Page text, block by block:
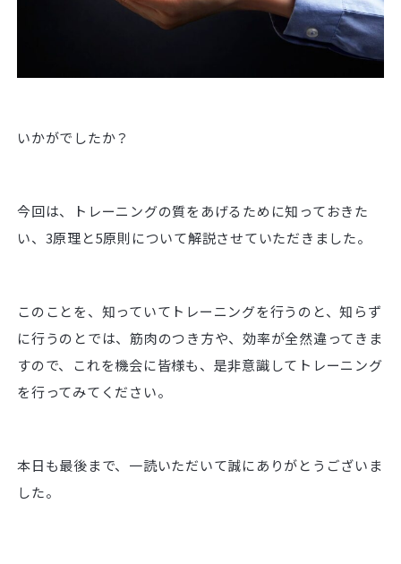
いかがでしたか？
今回は、トレーニングの質をあげるために知っておきた
い、3原理と5原則について解説させていただきました。
このことを、知っていてトレーニングを行うのと、知らず
に行うのとでは、筋肉のつき方や、効率が全然違ってきま
すので、これを機会に皆様も、是非意識してトレーニング
を行ってみてください。
本日も最後まで、一読いただいて誠にありがとうございま
した。